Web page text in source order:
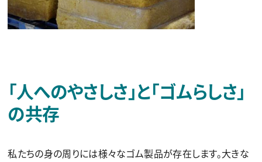
「人へのやさしさ」と「ゴムらしさ」
の共存
私たちの身の周りには様々なゴム製品が存在します。大きな